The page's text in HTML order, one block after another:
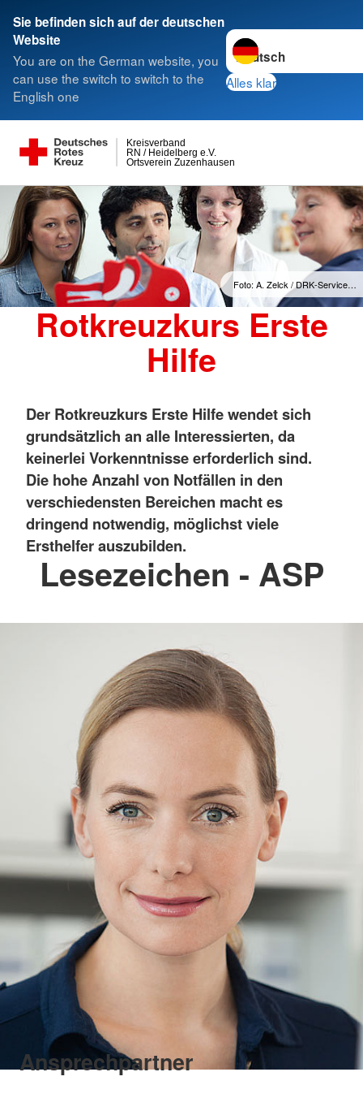
Sie befinden sich auf der deutschen
Website
You are on the German website, you
can use the switch to switch to the
English one
Sprache wechseln zu
Alles klar
Ortsverein Zuzenhausen
RN / Heidelberg e.V.
Kreisverband
Foto: A. Zelck / DRK-Service…
Rotkreuzkurs Erste
Hilfe
Der Rotkreuzkurs Erste Hilfe wendet sich
grundsätzlich an alle Interessierten, da
keinerlei Vorkenntnisse erforderlich sind.
Die hohe Anzahl von Notfällen in den
verschiedensten Bereichen macht es
dringend notwendig, möglichst viele
Ersthelfer auszubilden.
Lesezeichen - ASP
Ansprechpartner